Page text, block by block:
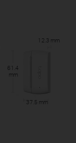
61.4
mm
12.3 mm
37.5 mm